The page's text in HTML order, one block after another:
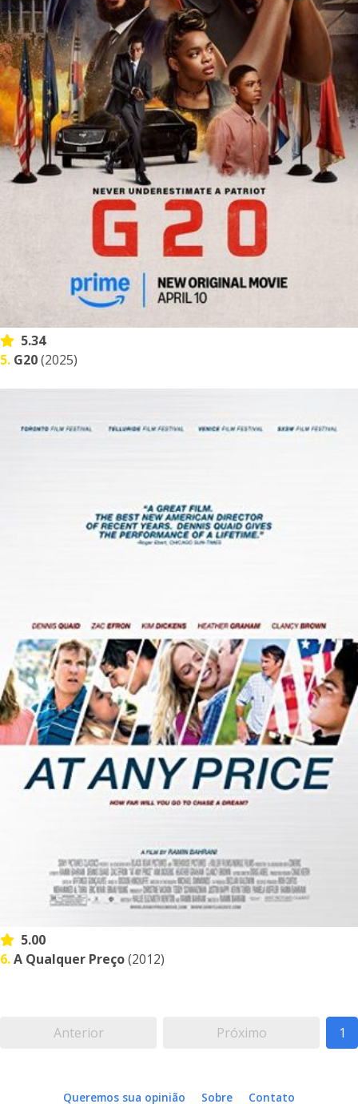
5.34
5. G20(2025)
5.00
6.A Qualquer Preço(2012)
Anterior Próximo 1
Queremos sua opinião Sobre Contato